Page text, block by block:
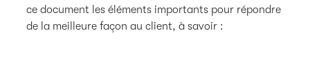
ce document les éléments importants pour répondre
de la meilleure façon au client, à savoir :